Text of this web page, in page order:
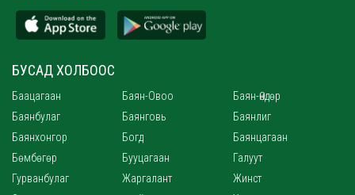
БУСАД ХОЛБООС
Баацагаан Баян-Овоо
Баян-Өндөр
Баянбулаг
Баянговь
Баянлиг
Баянхонгор
Богд
Баянцагаан
Бөмбөгөр
Бууцагаан
Галуут
Гурванбулаг
Жаргалант
Жинст